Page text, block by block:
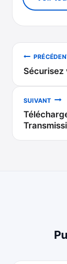
de
l’article
Sécurisez
SUIVANT